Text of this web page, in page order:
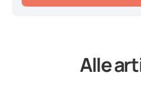
Alle